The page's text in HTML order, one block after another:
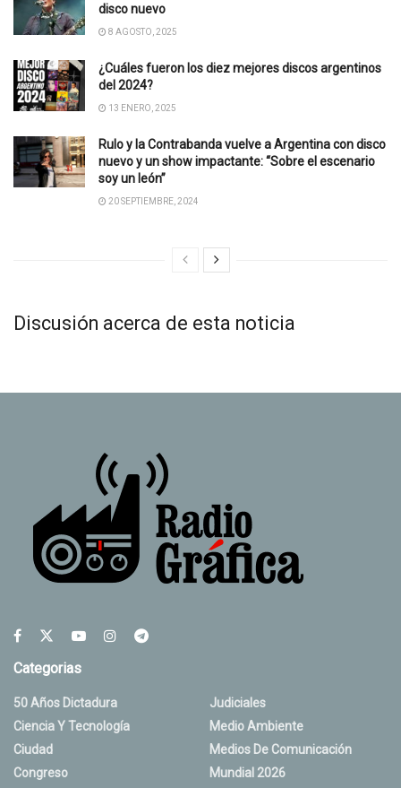
disco nuevo
8 AGOSTO, 2025
¿Cuáles fueron los diez mejores discos argentinos
del 2024?
13 ENERO, 2025
Rulo y la Contrabanda vuelve a Argentina con disco
nuevo y un show impactante: “Sobre el escenario
soy un león”
20 SEPTIEMBRE, 2024
Discusión acerca de esta noticia
Categorias
50 Años Dictadura
Ciencia Y Tecnología
Ciudad
Congreso
Judiciales
Medio Ambiente
Medios De Comunicación
Mundial 2026